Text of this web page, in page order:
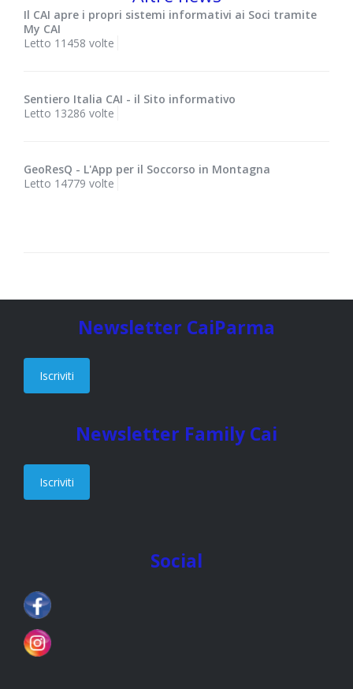
Il CAI apre i propri sistemi informativi ai Soci tramite
My CAI
Letto 11458 volte
Sentiero Italia CAI - il Sito informativo
Letto 13286 volte
GeoResQ - L'App per il Soccorso in Montagna
Letto 14779 volte
Newsletter CaiParma
Iscriviti
Newsletter Family Cai
Iscriviti
Social